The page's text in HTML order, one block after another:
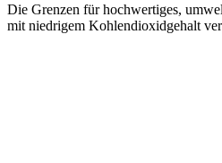
Die Grenzen für hochwertiges,
mit niedrigem Kohlendioxidgehalt